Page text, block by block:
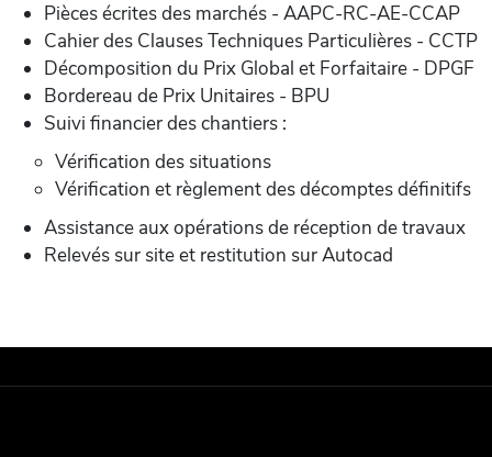
Pièces écrites des marchés - AAPC-RC-AE-CCAP
Cahier des Clauses Techniques Particulières - CCTP
Décomposition du Prix Global et Forfaitaire - DPGF
Bordereau de Prix Unitaires - BPU
Suivi financier des chantiers :
Vérification des situations
Vérification et règlement des décomptes définitifs
Assistance aux opérations de réception de travaux
Relevés sur site et restitution sur Autocad